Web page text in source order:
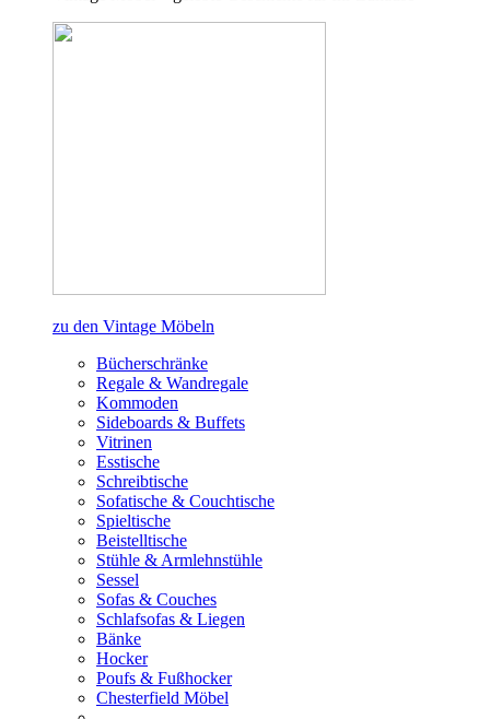
zu den Vintage Möbeln
Bücherschränke
Regale & Wandregale
Kommoden
Sideboards & Buffets
Vitrinen
Esstische
Schreibtische
Sofatische & Couchtische
Spieltische
Beistelltische
Stühle & Armlehnstühle
Sessel
Sofas & Couches
Schlafsofas & Liegen
Bänke
Hocker
Poufs & Fußhocker
Chesterfield Möbel